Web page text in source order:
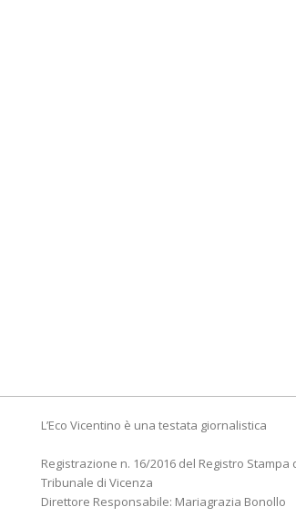
L’Eco Vicentino è una testata giornalistica
Registrazione n. 16/2016 del Registro Stampa
Tribunale di Vicenza
Direttore Responsabile: Mariagrazia Bonollo